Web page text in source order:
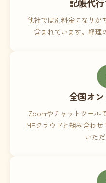
記帳代
他社では別料金になりが
含まれています。経理
全国オ
Zoomやチャットツール
MFクラウドと組み合わ
いただ